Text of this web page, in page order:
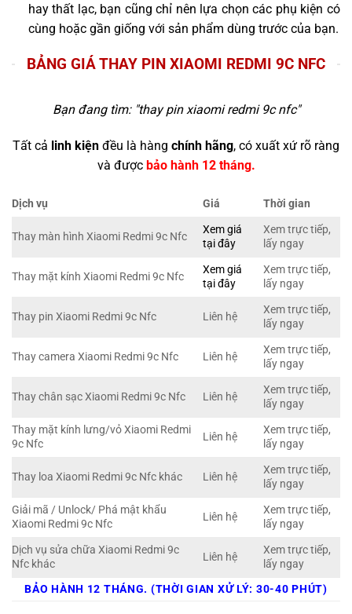
hay thất lạc, bạn cũng chỉ nên lựa chọn các phụ kiện có
cùng hoặc gần giống với sản phẩm dùng trước của bạn.
BẢNG GIÁ THAY PIN XIAOMI REDMI 9C NFC
Bạn đang tìm: "thay pin xiaomi redmi 9c nfc"
Tất cả linh kiện đều là hàng chính hãng, có xuất xứ rõ ràng
và được bảo hành 12 tháng.
Dịch vụ Giá Thời gian
Thay màn hình Xiaomi Redmi 9c Nfc
Xem giá
tại đây
Xem trực tiếp,
lấy ngay
Thay mặt kính Xiaomi Redmi 9c Nfc
Xem giá
tại đây
Xem trực tiếp,
lấy ngay
Thay pin Xiaomi Redmi 9c Nfc Liên hệ
Xem trực tiếp,
lấy ngay
Thay camera Xiaomi Redmi 9c Nfc Liên hệ
Xem trực tiếp,
lấy ngay
Thay chân sạc Xiaomi Redmi 9c Nfc Liên hệ
Xem trực tiếp,
lấy ngay
Thay mặt kính lưng/vỏ Xiaomi Redmi
9c Nfc
Liên hệ
Xem trực tiếp,
lấy ngay
Thay loa Xiaomi Redmi 9c Nfc khác Liên hệ
Xem trực tiếp,
lấy ngay
Giải mã / Unlock/ Phá mật khẩu
Xiaomi Redmi 9c Nfc
Liên hệ
Xem trực tiếp,
lấy ngay
Dịch vụ sửa chữa Xiaomi Redmi 9c
Nfc khác
Liên hệ
Xem trực tiếp,
lấy ngay
BẢO HÀNH 12 THÁNG. (THỜI GIAN XỬ LÝ: 30-40 PHÚT)